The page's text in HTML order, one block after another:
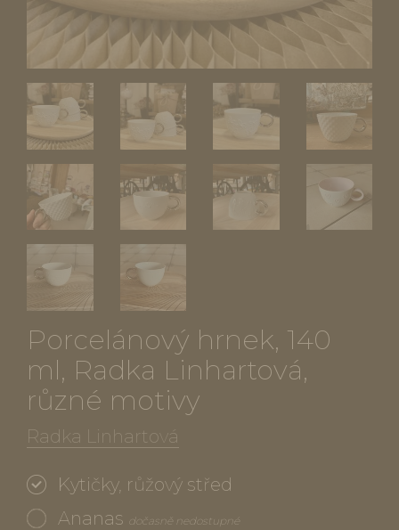
Porcelánový hrnek, 140
ml, Radka Linhartová,
různé motivy
Radka Linhartová
Kytičky, růžový střed
Ananas
dočasně nedostupné